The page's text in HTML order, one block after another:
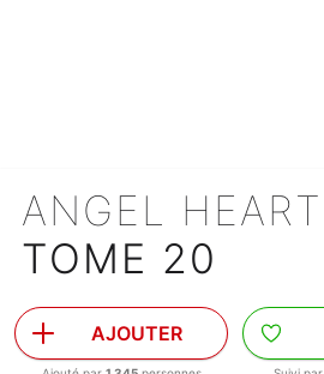
ANGEL HEART
TOME 20
AJOUTER